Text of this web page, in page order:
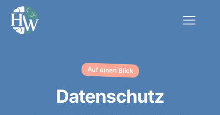
Auf einen Blick
Datenschutz